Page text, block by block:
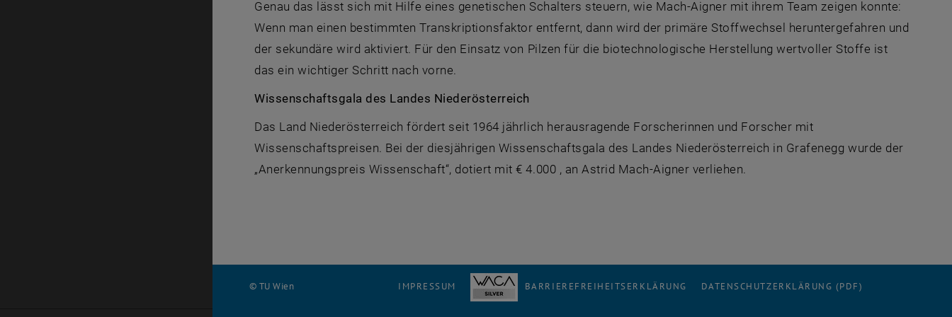
Genau das lässt sich mit Hilfe eines genetischen Schalters steuern, wie Mach-Aigner mit ihrem Team zeigen konnte:
Wenn man einen bestimmten Transkriptionsfaktor entfernt, dann wird der primäre Stoffwechsel heruntergefahren und
der sekundäre wird aktiviert. Für den Einsatz von Pilzen für die biotechnologische Herstellung wertvoller Stoffe ist
das ein wichtiger Schritt nach vorne.
Wissenschaftsgala des Landes Niederösterreich
Das Land Niederösterreich fördert seit 1964 jährlich herausragende Forscherinnen und Forscher mit
Wissenschaftspreisen. Bei der diesjährigen Wissenschaftsgala des Landes Niederösterreich in Grafenegg wurde der
„Anerkennungspreis Wissenschaft“, dotiert mit € 4.000 , an Astrid Mach-Aigner verliehen.
© TU Wien IMPRESSUM BARRIEREFREIHEITSERKLÄRUNG DATENSCHUTZERKLÄRUNG (PDF)